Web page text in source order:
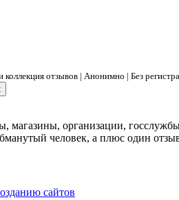
коллекция отзывов | Анонимно | Без
организации,
человек, а плюс один
сайтов